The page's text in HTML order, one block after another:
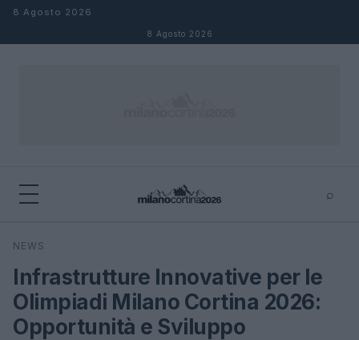
Salta al contenuto
8 Agosto 2026
8 Agosto 2026
⌕
Cerca
NEWS
Infrastrutture Innovative per le
Olimpiadi Milano Cortina 2026:
Opportunità e Sviluppo